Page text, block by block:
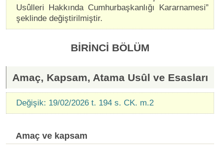
Usûlleri Hakkında Cumhurbaşkanlığı Kararnamesi”
şeklinde değiştirilmiştir.
BİRİNCİ BÖLÜM
Amaç, Kapsam, Atama Usûl ve Esasları
Değişik: 19/02/2026 t. 194 s. CK. m.2
Amaç ve kapsam